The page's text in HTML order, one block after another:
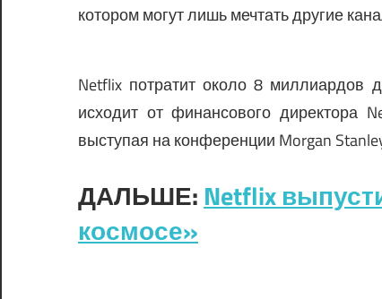
котором могут лишь мечтать другие
Netflix потратит около 8 миллиардов
исходит от финансового директора
выступая на конференции Morgan
ДАЛЬШЕ: Netflix
космосе»